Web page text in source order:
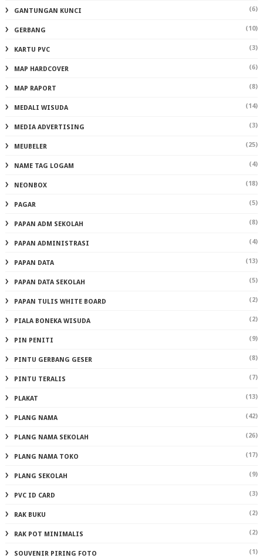
GANTUNGAN KUNCI (6)
GERBANG (10)
KARTU PVC (3)
MAP HARDCOVER (6)
MAP RAPORT (8)
MEDALI WISUDA (14)
MEDIA ADVERTISING (3)
MEUBELER (25)
NAME TAG LOGAM (4)
NEONBOX (18)
PAGAR (5)
PAPAN ADM SEKOLAH (8)
PAPAN ADMINISTRASI (4)
PAPAN DATA (13)
PAPAN DATA SEKOLAH (5)
PAPAN TULIS WHITE BOARD (2)
PIALA BONEKA WISUDA (2)
PIN PENITI (9)
PINTU GERBANG GESER (8)
PINTU TERALIS (7)
PLAKAT (13)
PLANG NAMA (42)
PLANG NAMA SEKOLAH (26)
PLANG NAMA TOKO (17)
PLANG SEKOLAH (9)
PVC ID CARD (3)
RAK BUKU (2)
RAK POT MINIMALIS (2)
SOUVENIR PIRING FOTO (1)